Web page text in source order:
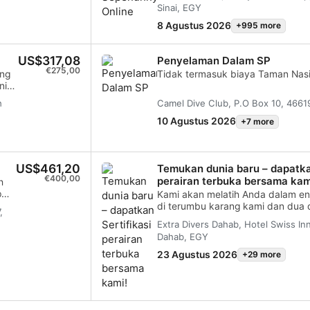
menyelesaikan eLearning diikuti
dengan salah satu Instruktur
keahlian mereka dalam bidang ini
lanjut materi kursus. Diskusi dan
menarik sangat dianjurkan dan
diatur antara Instruktur dan
yang sesuai untuk semua pihak.
peringkat Divemaster SSI yang
mendapatkan sertifikasi khusus
kursus penuh, mereka dapat
ke dalam kursus - tetapi hanya
melanjutkan kursus. Program ini
penyelaman dan memakan
terhadap lingkungan laut dan
melindunginya? Pelajari semua ini
Sinai, EGY
8 Agustus 2026 +995 more
US$317,08
€275,00
Penyelaman Dalam SP
Tidak termasuk biaya Taman
Camel Dive Club, P.O Box 10,
10 Agustus 2026 +7 more
US$461,20
€400,00
Temukan dunia baru –
perairan terbuka bersama
Kami akan melatih Anda dalam
di terumbu karang kami dan dua
penyelaman yang indah di Dahab)
memperoleh semua keterampilan
mendapatkan Sertifikasi Open
(Materi Pembelajaraan Digital dan
instruktur Anda) serta Ujian akhir
Extra Divers Dahab, Hotel Swiss
Dahab, EGY
23 Agustus 2026 +29 more